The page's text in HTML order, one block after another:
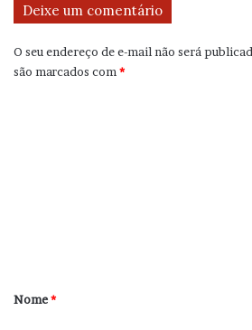
Deixe um comentário
O seu endereço de e-mail não será
são marcados com *
r
Nome*